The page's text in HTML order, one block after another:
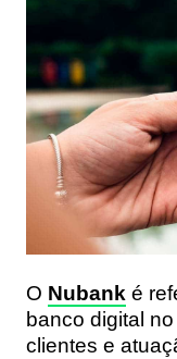
O Nubank é
banco digital
clientes e